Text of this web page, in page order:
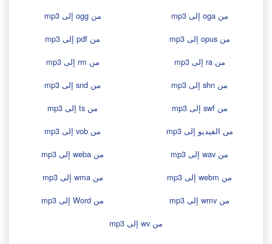
من oga إلى mp3
من ogg إلى mp3
من opus إلى mp3
من pdf إلى mp3
من ra إلى mp3
من rm إلى mp3
من shn إلى mp3
من snd إلى mp3
من swf إلى mp3
من ts إلى mp3
من الفيديو إلى mp3
من vob إلى mp3
من wav إلى mp3
من weba إلى mp3
من webm إلى mp3
من wma إلى mp3
من wmv إلى mp3
من Word إلى mp3
من wv إلى mp3